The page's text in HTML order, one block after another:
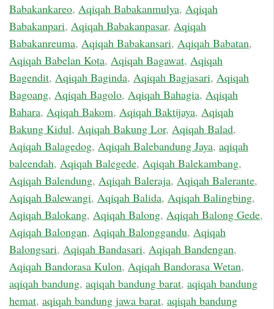
Babakankareo, Aqiqah Babakanmulya, Aqiqah
Babakanpari, Aqiqah Babakanpasar, Aqiqah
Babakanreuma, Aqiqah Babakansari, Aqiqah Babatan,
Aqiqah Babelan Kota, Aqiqah Bagawat, Aqiqah
Bagendit, Aqiqah Baginda, Aqiqah Bagjasari, Aqiqah
Bagoang, Aqiqah Bagolo, Aqiqah Bahagia, Aqiqah
Bahara, Aqiqah Bakom, Aqiqah Baktijaya, Aqiqah
Bakung Kidul, Aqiqah Bakung Lor, Aqiqah Balad,
Aqiqah Balagedog, Aqiqah Balebandung Jaya, aqiqah
baleendah, Aqiqah Balegede, Aqiqah Balekambang,
Aqiqah Balendung, Aqiqah Baleraja, Aqiqah Balerante,
Aqiqah Balewangi, Aqiqah Balida, Aqiqah Balingbing,
Aqiqah Balokang, Aqiqah Balong, Aqiqah Balong Gede,
Aqiqah Balongan, Aqiqah Balonggandu, Aqiqah
Balongsari, Aqiqah Bandasari, Aqiqah Bandengan,
Aqiqah Bandorasa Kulon, Aqiqah Bandorasa Wetan,
aqiqah bandung, aqiqah bandung barat, aqiqah bandung
hemat, aqiqah bandung jawa barat, aqiqah bandung